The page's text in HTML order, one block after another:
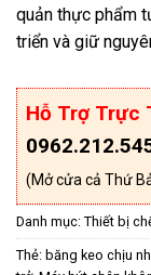
quản thực phẩm
triển và giữ
Hỗ Trợ Trực
(Mở cửa cả Thứ
Danh mục: Thiết bị
Thẻ: băng keo chịu